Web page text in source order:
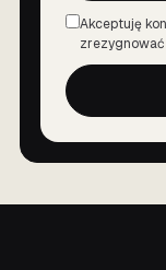
Zgoda
Akceptuję